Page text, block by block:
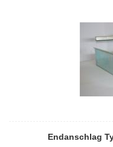
Endanschlag